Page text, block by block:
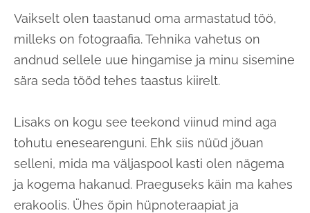
Vaikselt olen taastanud oma armastatud töö,
milleks on fotograafia. Tehnika vahetus on
andnud sellele uue hingamise ja minu sisemine
sära seda tööd tehes taastus kiirelt.
Lisaks on kogu see teekond viinud mind aga
tohutu enesearenguni. Ehk siis nüüd jõuan
selleni, mida ma väljaspool kasti olen nägema
ja kogema hakanud. Praeguseks käin ma kahes
erakoolis. Ühes õpin hüpnoteraapiat ja